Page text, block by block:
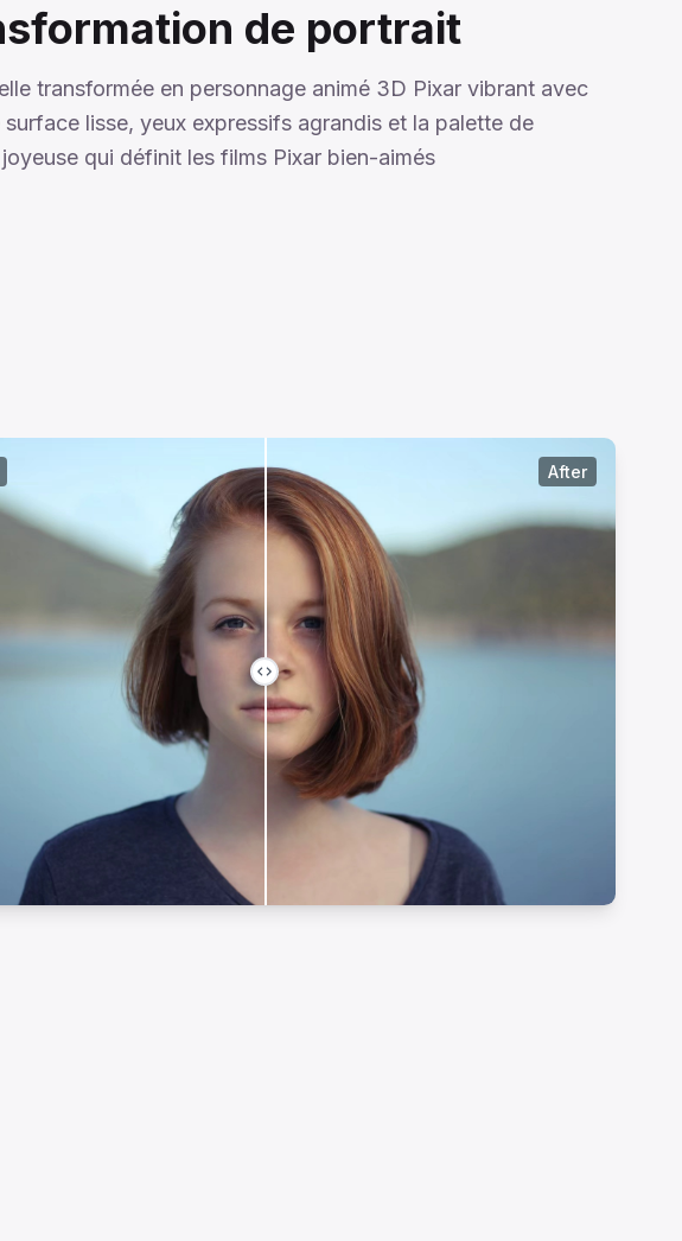
de portrait
transformée en personnage animé 3D Pixar vibrant avec
surface lisse, yeux expressifs agrandis et la palette de
qui définit les films Pixar bien-aimés
After